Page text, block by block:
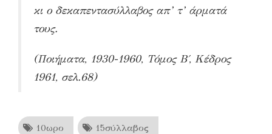
κι ο δεκαπεντασύλλαβος απ’ τ’ άρματά
τους.
(Ποιήματα, 1930-1960, Τόμος B΄, Kέδρος
1961, σελ.68)
10ωρο 15σύλλαβος